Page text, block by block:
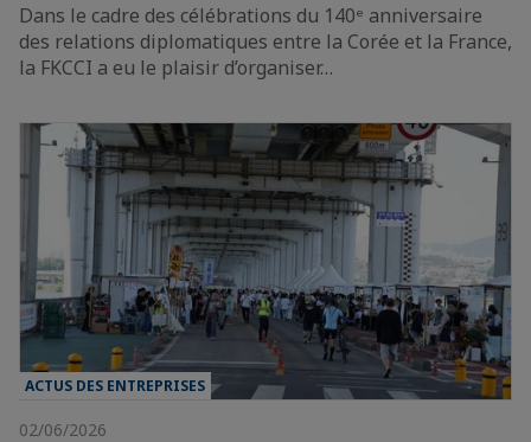
Dans le cadre des célébrations du 140ᵉ anniversaire
des relations diplomatiques entre la Corée et la France,
la FKCCI a eu le plaisir d’organiser…
ACTUS DES ENTREPRISES
02/06/2026